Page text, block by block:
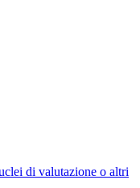
di valutazione o altri